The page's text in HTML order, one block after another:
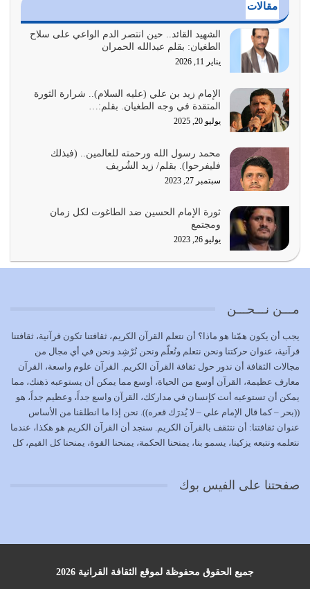
أي أمة تتفرق في الدين وتتفرق في كيانها معناه أنها أصبحت
أمة عاجزة عن النهوض…
يوليو 23, 2026
بحبل الله جميعاً وليس كل…
يوليو 22, 2026
يشاء ويذل من يشاء
يوليو 21, 2026
كل زمان…
يوليو 19, 2026
الوظيفة عبارة عن مسؤولية يجب النهوض بها كما ينبغي لكي
وَالْمُنْفِقِينَ…
يوليو 17, 2026
الاعتصام بحبل الله أمر إلهي للمؤمنين وهو بمثابة سبب بينهم
وبين الله يترتب عليه النصر…
يوليو 16, 2026
إما أن نحاول أن نكون من أولياء الله فيتم على أيدينا ضرب
يوليو 15, 2026
مقالات
الشهيد القائد.. حين انتصر الدم الواعي على سلاح
الطغيان: بقلم عبدالله الحمران
يناير 11, 2026
الإمام زيد بن علي (عليه السلام).. شرارة الثورة
المتقدة في وجه الطغيان. بقلم:…
يوليو 20, 2025
محمد رسول الله ورحمته للعالمين.. (فبذلك
فليفرحوا). بقلم/ زيد الشُريف
سبتمبر 27, 2023
ثورة الإمام الحسين ضد الطاغوت لكل زمان
ومجتمع
يوليو 26, 2023
مـــن نـــحـــن
يجب أن يكون همّنا هو ماذا؟ أن نتعلم القرآن الكريم، ثقافتنا تكون قرآنية، ثقافتنا
قرآنية، عنوان حركتنا ونحن نتعلم ونُعلّم ونحن نُرْشِد ونحن في أي مجال من
مجالات الثقافة أن ندور حول ثقافة القرآن الكريم. القرآن علوم واسعة، القرآن
معارف عظيمة، القرآن أوسع من الحياة، أوسع مما يمكن أن يستوعبه ذهنك، مما
يمكن أن تستوعبه أنت كإنسان في مداركك، القرآن واسع جداً، وعظيم جداً، هو
((بحر – كما قال الإمام علي – لا يُدرَك قعره)). نحن إذا ما انطلقنا من الأساس
عنوان ثقافتنا: أن نتثقف بالقرآن الكريم. سنجد أن القرآن الكريم هو هكذا، عندما
نتعلمه ونتبعه يزكينا، يسمو بنا، يمنحنا الحكمة، يمنحنا القوة، يمنحنا كل القيم، كل
بمستوى أن نثقف الآخرين بالقرآن الكريم، وأن نتثقف بثقافة القرآن الكريم
رصات من الكتب، رصّات من الكتب في الحديث في التفسير في الفقه في فنون
أخرى، لكن كم تجد داخلها من ضلال، كم تجد أنها تنسف الإنسان أنه حتى لا يبقى
صفحتنا على الفيس بوك
جميع الحقوق محفوظة لموقع الثقافة القرانية 2026